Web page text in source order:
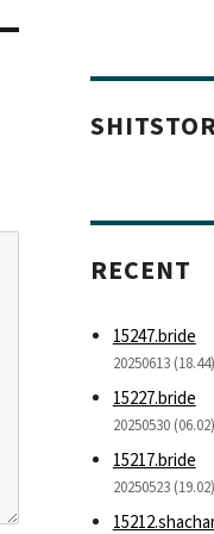
RECENT
15247.bride
20250613 (18.44)
15227.bride
20250530 (06.02)
15217.bride
20250523 (19.02)